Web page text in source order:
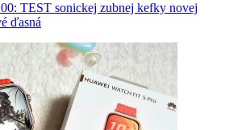
TEST sonickej zubnej kefky novej
ďasná